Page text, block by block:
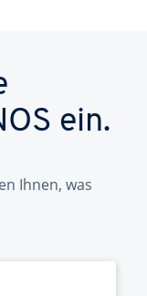
ein.
Ihnen, was